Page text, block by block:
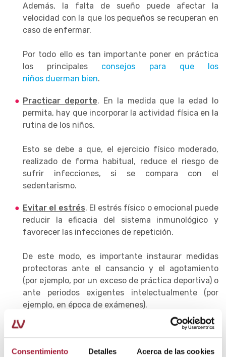
Consentimiento Detalles Acerca de las cookies
Además, la falta de sueño puede afectar la
velocidad con la que los pequeños se recuperan en
caso de enfermar.
Por todo ello es tan importante poner en práctica
los principales consejos para que los
niños duerman bien.
Practicar deporte. En la medida que la edad lo
permita, hay que incorporar la actividad física en la
rutina de los niños.
Esto se debe a que, el ejercicio físico moderado,
realizado de forma habitual, reduce el riesgo de
sufrir infecciones, si se compara con el
sedentarismo.
Evitar el estrés. El estrés físico o emocional puede
reducir la eficacia del sistema inmunológico y
favorecer las infecciones de repetición.
De este modo, es importante instaurar medidas
protectoras ante el cansancio y el agotamiento
(por ejemplo, por un exceso de práctica deportiva) o
ante periodos exigentes intelectualmente (por
ejemplo, en época de exámenes).
Mantenerse al día con las vacunas. La
vacunación en la infancia es fundamental porque
ayuda a proporcionarles inmunidad antes de que